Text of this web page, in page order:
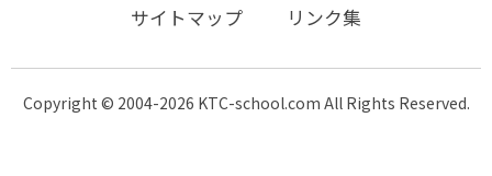
サイトマップ
リンク集
Copyright © 2004-2026 KTC-school.com All Rights Reserved.